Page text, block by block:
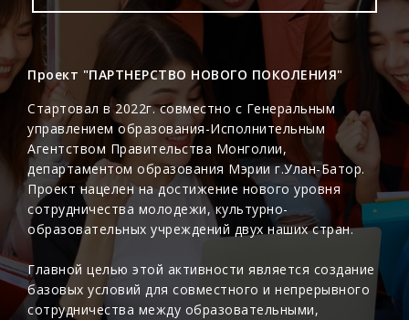
Проект "ПАРТНЕРСТВО НОВОГО ПОКОЛЕНИЯ"
Стартовал в 2022г. совместно с Генеральным
управлением образования-Исполнительным
Агентством Правительства Монголии,
департаментом образования Мэрии г.Улан-Батор.
Проект нацелен на достижение нового уровня
сотрудничества молодежи, культурно-
образовательных учреждений двух наших стран.
Главной целью этой активности является создание
базовых условий для совместного и непрерывного
сотрудничества между образовательными,